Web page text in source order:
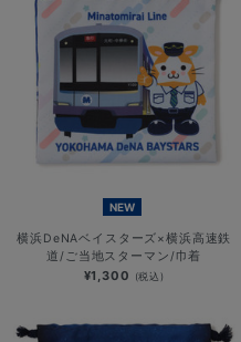
NEW
横浜DeNAベイスターズ×横浜高速鉄
道/ご当地スターマン/巾着
¥1,300 (税込)